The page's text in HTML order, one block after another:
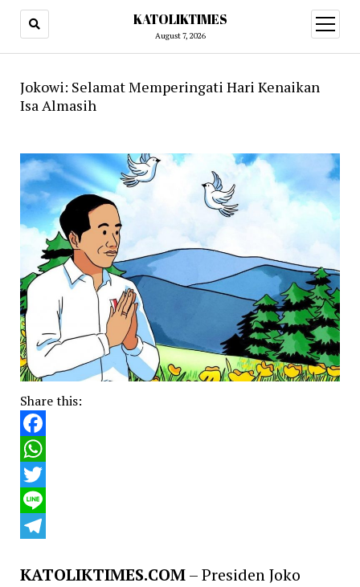
KATOLIKTIMES
August 7, 2026
open
menu
Jokowi: Selamat Memperingati Hari Kenaikan
Isa Almasih
Share this:
Facebook
WhatsApp
Twitter
Line
KATOLIKTIMES.COM– Presiden Joko